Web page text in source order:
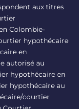
aux titres
Colombie-
hypothécaire
en
autorisé au
hypothécaire en
hypothécaire au
courtier